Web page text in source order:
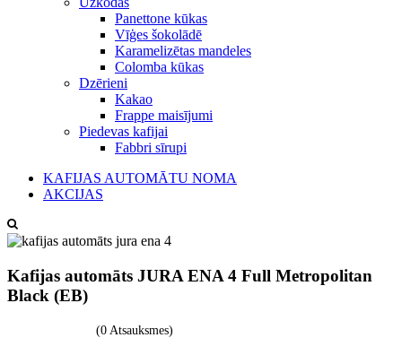
Panettone kūkas
Vīģes šokolādē
Karamelizētas mandeles
Colomba kūkas
Dzērieni
Kakao
Frappe maisījumi
Piedevas kafijai
Fabbri sīrupi
KAFIJAS AUTOMĀTU NOMA
AKCIJAS
Kafijas automāts JURA ENA 4 Full Metropolitan
Black (EB)
(0 Atsauksmes)